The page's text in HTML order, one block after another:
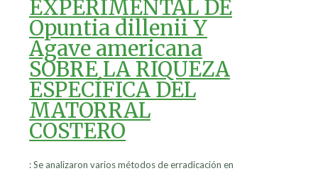
EXPERIMENTAL DE
Opuntia dillenii Y
Agave americana
SOBRE LA RIQUEZA
ESPECÍFICA DEL
MATORRAL
COSTERO
: Se analizaron varios métodos de erradicación en